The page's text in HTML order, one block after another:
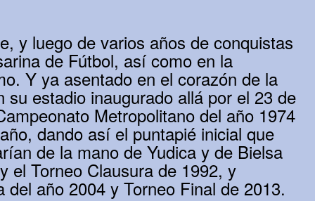
y luego de varios años de conquistas
de Fútbol, así como en la
Y ya asentado en el corazón de la
estadio inaugurado allá por el 23 de
Metropolitano del año 1974
dando así el puntapié inicial que
de la mano de Yudica y de Bielsa
el Torneo Clausura de 1992, y
año 2004 y Torneo Final de 2013.